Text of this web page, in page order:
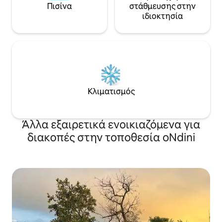
Πισίνα
στάθμευσης στην
ιδιοκτησία
Κλιματισμός
Άλλα εξαιρετικά ενοικιαζόμενα για
διακοπές στην τοποθεσία oNdini